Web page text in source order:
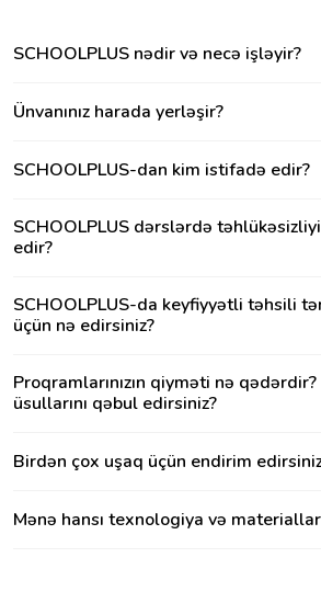
SCHOOLPLUS nədir və necə işləyir?
Ünvanınız harada yerləşir?
SCHOOLPLUS-dan kim istifadə edir?
SCHOOLPLUS dərslərdə
edir?
SCHOOLPLUS-da keyfiyyətli təhsili
üçün nə edirsiniz?
Proqramlarınızın qiyməti nə
üsullarını qəbul edirsiniz?
Birdən çox uşaq üçün endirim
Mənə hansı texnologiya və materiallar